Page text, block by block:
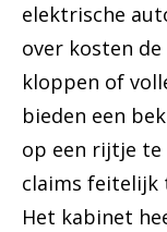
elektrische
over kosten
kloppen of
bieden een
op een rijtje
claims feitelijk
Het kabinet